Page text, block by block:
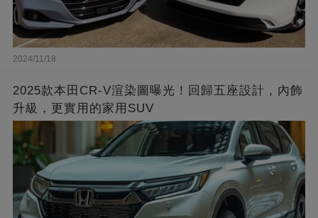
2024/11/18
2025款本田CR-V渲染圖曝光！回歸五座設計，內飾
升級，更實用的家用SUV